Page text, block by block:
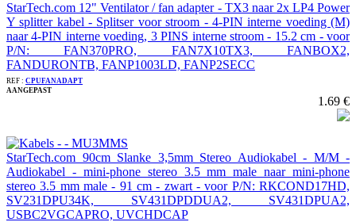
StarTech.com 12" Ventilator / fan adapter - TX3 naar 2x LP4 Power
Y splitter kabel - Splitser voor stroom - 4-PIN interne voeding (M)
naar 4-PIN interne voeding, 3 PINS interne stroom - 15.2 cm - voor
P/N: FAN370PRO, FAN7X10TX3, FANBOX2,
FANDURONTB, FANP1003LD, FANP2SECC
REF : CPUFANADAPT
AANGEPAST
1.69 €
StarTech.com 90cm Slanke 3,5mm Stereo Audiokabel - M/M -
Audiokabel - mini-phone stereo 3.5 mm male naar mini-phone
stereo 3.5 mm male - 91 cm - zwart - voor P/N: RKCOND17HD,
SV231DPU34K, SV431DPDDUA2, SV431DPUA2,
USBC2VGCAPRO, UVCHDCAP